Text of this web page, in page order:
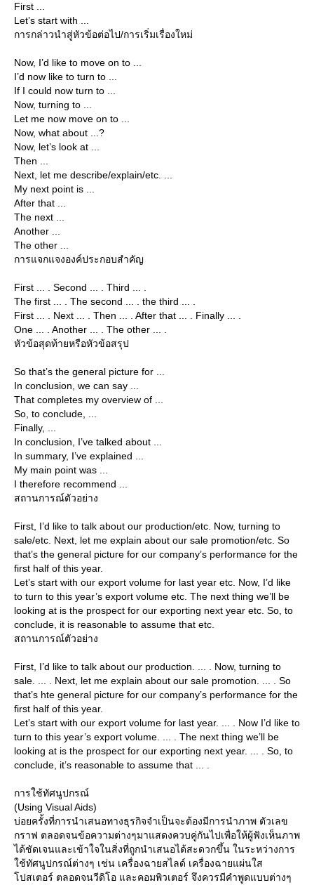
First ...
Let’s start with ...
การกล่าวนำสู่หัวข้อต่อไป/การเริ่มเรื่องใหม่
Now, I’d like to move on to ...
I’d now like to turn to ...
If I could now turn to ...
Now, turning to ...
Let me now move on to ...
Now, what about ...?
Now, let’s look at ...
Then ...
Next, let me describe/explain/etc. ...
My next point is ...
After that ...
The next ...
Another ...
The other ...
การแจกแจงองค์ประกอบสำคัญ
First ... . Second ... . Third ... .
The first ... . The second ... . the third ... .
First ... . Next ... . Then ... . After that ... . Finally ... .
One ... . Another ... . The other ... .
หัวข้อสุดท้ายหรือหัวข้อสรุป
So that’s the general picture for ...
In conclusion, we can say ...
That completes my overview of ...
So, to conclude, ...
Finally, ...
In conclusion, I’ve talked about ...
In summary, I’ve explained ...
My main point was ...
I therefore recommend ...
สถานการณ์ตัวอย่าง
First, I’d like to talk about our production/etc. Now, turning to
sale/etc. Next, let me explain about our sale promotion/etc. So
that’s the general picture for our company’s performance for the
first half of this year.
Let’s start with our export volume for last year etc. Now, I’d like
to turn to this year’s export volume etc. The next thing we’ll be
looking at is the prospect for our exporting next year etc. So, to
conclude, it is reasonable to assume that etc.
สถานการณ์ตัวอย่าง
First, I’d like to talk about our production. ... . Now, turning to
sale. ... . Next, let me explain about our sale promotion. ... . So
that’s hte general picture for our company’s performance for the
first half of this year.
Let’s start with our export volume for last year. ... . Now I’d like to
turn to this year’s export volume. ... . The next thing we’ll be
looking at is the prospect for our exporting next year. ... . So, to
conclude, it’s reasonable to assume that ... .
การใช้ทัศนูปกรณ์
(Using Visual Aids)
บ่อยครั้งที่การนำเสนอทางธุรกิจจำเป็นจะต้องมีการนำภาพ ตัวเลข
กราฟ ตลอดจนข้อความต่างๆมาแสดงควบคู่กันไปเพื่อให้ผู้ฟังเห็นภาพ
ได้ชัดเจนและเข้าใจในสิ่งที่ถูกนำเสนอได้สะดวกขึ้น ในระหว่างการ
ช้ทัศนูปกรณ์ต่างๆ เช่น เครื่องฉายสไลด์ เครื่องฉายแผ่นใส
ปสเตอร์ ตลอดจนวีดิโอ และคอมพิวเตอร์ จึงควรมีคำพูดแบบต่างๆ